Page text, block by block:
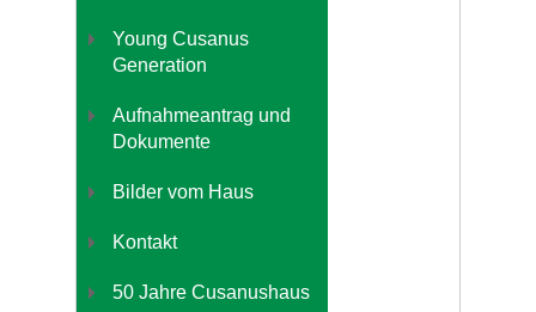
Young Cusanus
Generation
Aufnahmeantrag und
Dokumente
Bilder vom Haus
Kontakt
50 Jahre Cusanushaus